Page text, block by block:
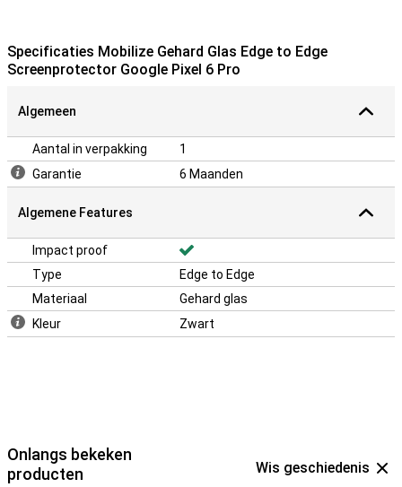
Specificaties Mobilize Gehard Glas Edge to Edge
Screenprotector Google Pixel 6 Pro
Algemeen
Aantal in verpakking
1
Garantie
6 Maanden
Algemene Features
Impact proof
Type
Edge to Edge
Materiaal
Gehard glas
Kleur
Zwart
Onlangs bekeken
producten
Wis geschiedenis